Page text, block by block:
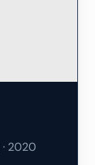
· 2020